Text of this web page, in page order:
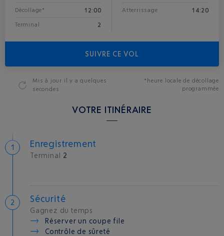
Décollage* 12:00
Terminal 2
Atterrissage 14:20
SUIVRE CE VOL
Mis à jour il y a quelques
secondes
*heure locale de décollage
programmée
VOTRE ITINÉRAIRE
Enregistrement
Terminal 2
Sécurité
Gagnez du temps
Réserver un coupe file
Contrôle de sûreté